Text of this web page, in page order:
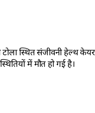
टोला स्थित संजीवनी हेल्थ
में मौत हो गई है।